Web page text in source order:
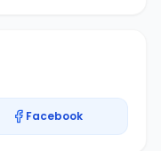
Facebook